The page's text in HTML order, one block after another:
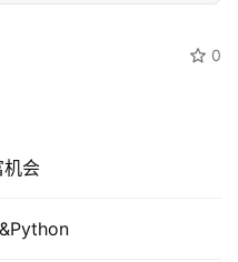
0
机会